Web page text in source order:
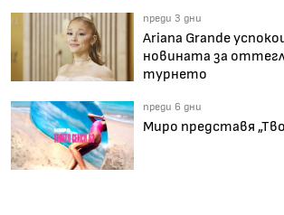
преди 3 дни
Ariana Grande
новината за
турнето
преди 6 дни
Миро представя